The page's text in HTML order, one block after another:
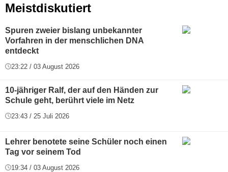
Meistdiskutiert
Spuren zweier bislang unbekannter
Vorfahren in der menschlichen DNA
entdeckt
23:22 / 03 August 2026
10-jähriger Ralf, der auf den Händen zur
Schule geht, berührt viele im Netz
23:43 / 25 Juli 2026
Lehrer benotete seine Schüler noch einen
Tag vor seinem Tod
19:34 / 03 August 2026